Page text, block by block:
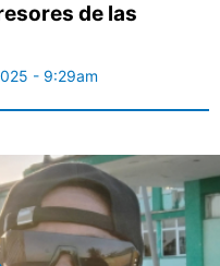
de las
- 9:29am